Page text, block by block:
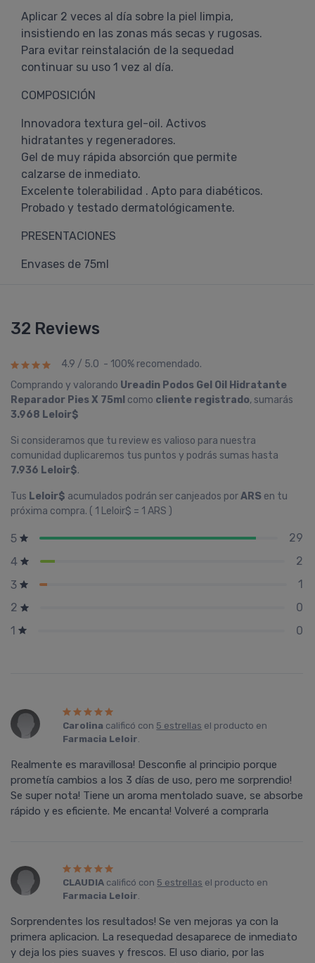
Aplicar 2 veces al día sobre la piel limpia,
insistiendo en las zonas más secas y rugosas.
Para evitar reinstalación de la sequedad
continuar su uso 1 vez al día.
COMPOSICIÓN
Innovadora textura gel-oil. Activos
hidratantes y regeneradores.
Gel de muy rápida absorción que permite
calzarse de inmediato.
Excelente tolerabilidad . Apto para diabéticos.
Probado y testado dermatológicamente.
PRESENTACIONES
Envases de 75ml
32 Reviews
4.9 / 5.0 - 100% recomendado.
Comprando y valorando Ureadin Podos Gel Oil Hidratante
Reparador Pies X 75ml como cliente registrado, sumarás
3.968 Leloir$
Si consideramos que tu review es valioso para nuestra
comunidad duplicaremos tus puntos y podrás sumas hasta
7.936 Leloir$.
Tus Leloir$ acumulados podrán ser canjeados porARS en tu
próxima compra. ( 1 Leloir$ = 1 ARS )
5
29
4
2
3
1
2
0
1
0
Carolina calificó con 5 estrellas el producto en
Farmacia Leloir.
Realmente es maravillosa! Desconfie al principio porque
prometía cambios a los 3 días de uso, pero me sorprendio!
Se super nota! Tiene un aroma mentolado suave, se absorbe
rápido y es eficiente. Me encanta! Volveré a comprarla
CLAUDIA calificó con 5 estrellas el producto en
Farmacia Leloir.
Sorprendentes los resultados! Se ven mejoras ya con la
primera aplicacion. La resequedad desaparece de inmediato
y deja los pies suaves y frescos. El uso diario, por las